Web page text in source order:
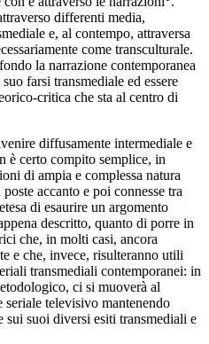
differenti media,
e, al contempo, attraversa
come transculturale.
la narrazione contemporanea
farsi transmediale ed essere
critica che sta al centro di
diffusamente intermediale e
è certo compito semplice, in
di ampia e complessa natura
accanto e poi connesse tra
di esaurire un argomento
descritto, quanto di porre in
che, in molti casi, ancora
e che, invece, risulteranno utili
transmediali contemporanei: in
ci si muoverà al
seriale televisivo mantenendo
sui suoi diversi esiti transmediali e